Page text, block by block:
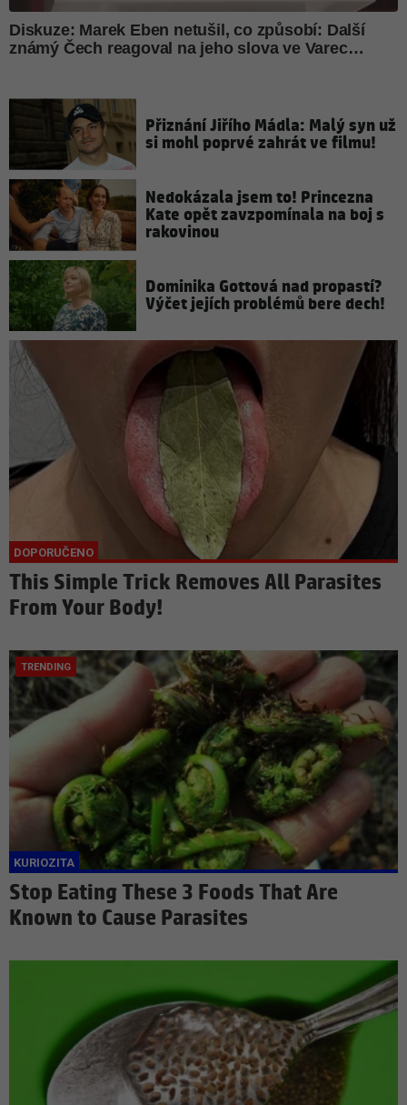
Přiznání Jiřího Mádla: Malý syn už
si mohl poprvé zahrát ve filmu!
Nedokázala jsem to! Princezna
Kate opět zavzpomínala na boj s
rakovinou
Dominika Gottová nad propastí?
Výčet jejích problémů bere dech!
This Simple Trick Removes All Parasites
From Your Body!
Stop Eating These 3 Foods That Are
Known to Cause Parasites